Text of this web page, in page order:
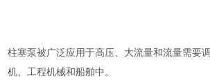
柱塞泵被广泛应用于高压、大流量和流量需要
机、工程机械和船舶中。